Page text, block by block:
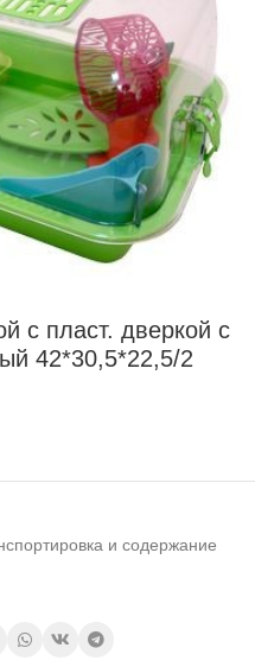
с пласт. дверкой с
42*30,5*22,5/2
и содержание